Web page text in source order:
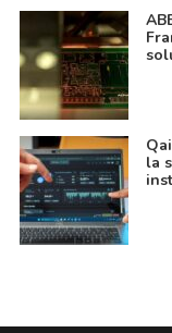
la